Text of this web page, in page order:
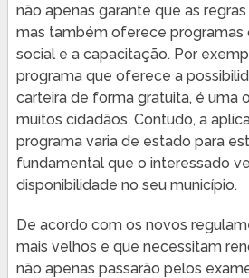
não apenas garante que as
mas também oferece programas
social e a capacitação. Por
programa que oferece a
carteira de forma gratuita, é uma
muitos cidadãos. Contudo, a
programa varia de estado para
fundamental que o interessado
disponibilidade no seu município.
De acordo com os novos
mais velhos e que necessitam
não apenas passarão pelos